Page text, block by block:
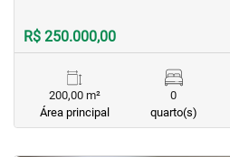
R$ 250.000,00
200,00 m²
Área principal
0
quarto(s)